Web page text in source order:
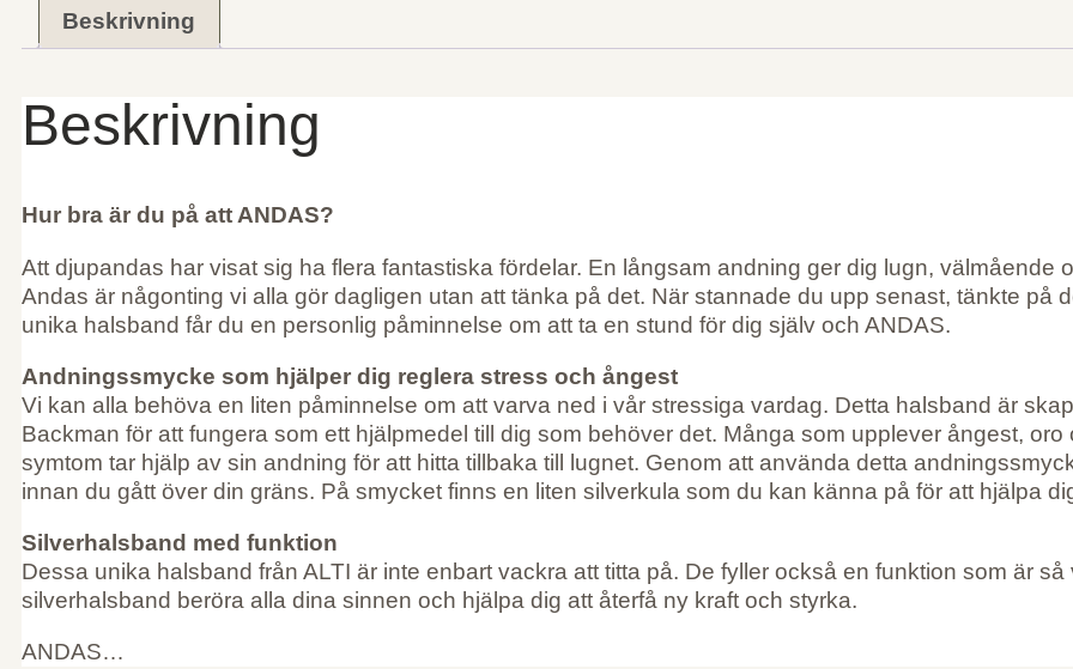
Beskrivning
Beskrivning
Hur bra är du på att ANDAS?
Att djupandas har visat sig ha flera fantastiska fördelar. En långsam andning ger dig lugn, välmående
Andas är någonting vi alla gör dagligen utan att tänka på det. När stannade du upp senast, tänkte på
unika halsband får du en personlig påminnelse om att ta en stund för dig själv och ANDAS.
Andningssmycke som hjälper dig reglera stress och ångest
Vi kan alla behöva en liten påminnelse om att varva ned i vår stressiga vardag. Detta halsband är
Backman för att fungera som ett hjälpmedel till dig som behöver det. Många som upplever ångest, oro
symtom tar hjälp av sin andning för att hitta tillbaka till lugnet. Genom att använda detta
innan du gått över din gräns. På smycket finns en liten silverkula som du kan känna på för att hjälpa
Silverhalsband med funktion
Dessa unika halsband från ALTI är inte enbart vackra att titta på. De fyller också en funktion som är så
silverhalsband beröra alla dina sinnen och hjälpa dig att återfå ny kraft och styrka.
ANDAS…